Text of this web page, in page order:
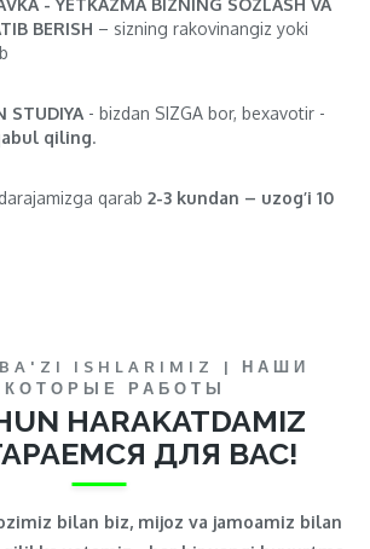
- YETKAZMA BIZNING SOZLASH VA
BERISH – sizning rakovinangiz yoki
STUDIYA - bizdan SIZGA bor, bexavotir -
qiling.
qarab 2-3 kundan – uzog’i 10
ISHLARIMIZ | НАШИ
РАБОТЫ
HARAKATDAMIZ
ДЛЯ ВАС!
bilan biz, mijoz va jamoamiz bilan